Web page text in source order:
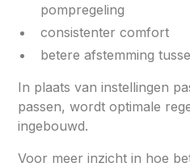
pompregeling
consistenter comfort
betere afstemming
In plaats van instellingen
passen, wordt optimale
ingebouwd.
Voor meer inzicht in hoe